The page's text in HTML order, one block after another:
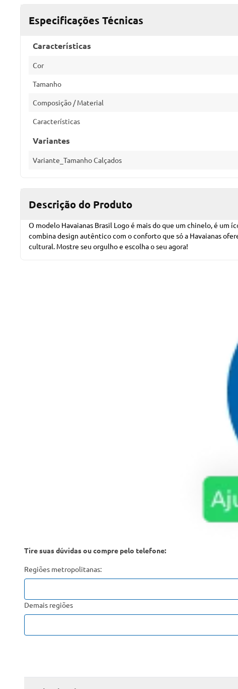
Especificações Técnicas
Características
Cor
Tamanho
Composição / Material
Características
Variantes
Variante_Tamanho Calçados
Descrição do Produto
O modelo Havaianas Brasil Logo é mais do que um chinelo, é
combina design autêntico com o conforto que só a Havaianas
cultural. Mostre seu orgulho e escolha o seu agora!
Tire suas dúvidas ou compre pelo telefone:
Regiões metropolitanas:
Demais regiões